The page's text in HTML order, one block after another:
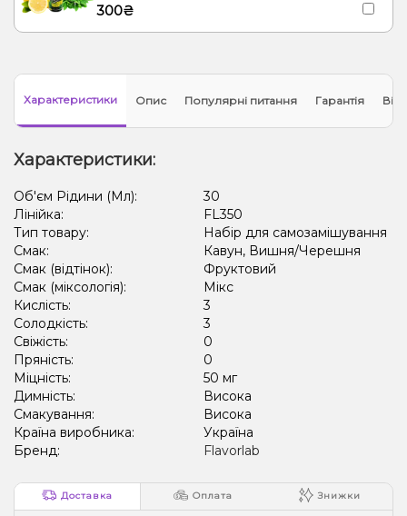
Малина, Енергетик
300₴
Характеристики Опис Популярні питання Гарантія
Характеристики:
Об'єм Рідини (Мл):
30
Лінійка:
FL350
Тип товару:
Набір для самозамішування
Смак:
Кавун, Вишня/Черешня
Смак (відтінок):
Фруктовий
Смак (міксологія):
Мікс
Кислість:
3
Солодкість:
3
Свіжість:
0
Пряність:
0
Міцність:
50 мг
Димність:
Висока
Смакування:
Висока
Країна виробника:
Україна
Бренд:
Flavorlab
Доставка Оплата Знижки